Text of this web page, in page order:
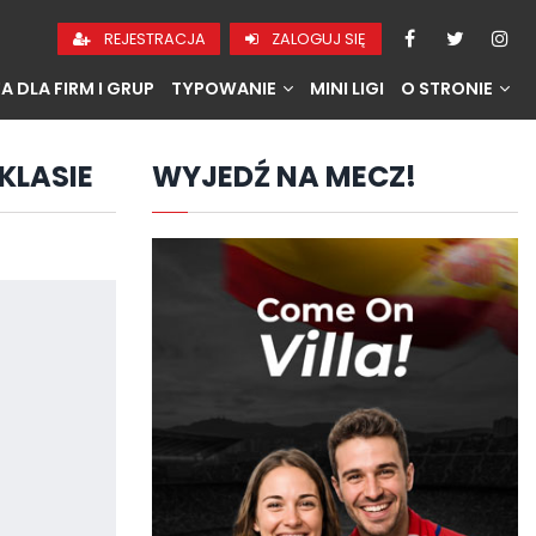
REJESTRACJA ZALOGUJ SIĘ
DLA FIRM I GRUP TYPOWANIE MINI LIGI O STRONIE
WYJEDŹ NA MECZ!